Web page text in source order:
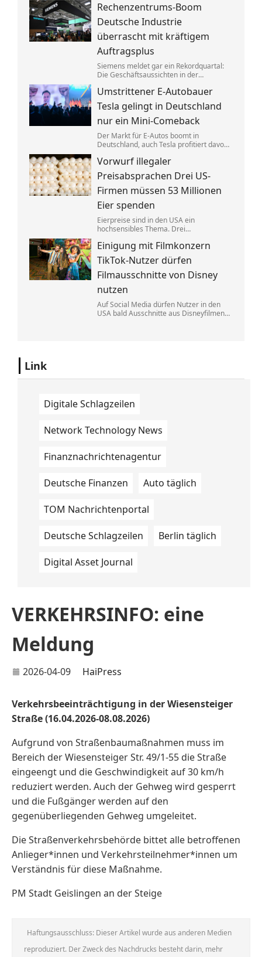
kräftiger Gewinnsprung sorgt für neues
Selbstbewusstsein.
Rechenzentrums-Boom
Deutsche Industrie
überrascht mit kräftigem
Auftragsplus
Siemens meldet gar ein Rekordquartal:
Die Geschäftsaussichten in der
spürbar verbessert. Dahinter stecken
jedoch vor allem Großaufträge, teils auch
aus Übersee.
Umstrittener E-Autobauer
Tesla gelingt in Deutschland
nur ein Mini-Comeback
Der Markt für E-Autos boomt in
Deutschland, auch Tesla profitiert davon.
geführte Konzern jedoch nicht zurück.
Eine exklusive Studie erklärt, warum.
Vorwurf illegaler
Preisabsprachen Drei US-
Firmen müssen 53 Millionen
Eier spenden
Eierpreise sind in den USA ein
hochsensibles Thema. Drei
sich dabei illegalerweise abgesprochen
zu haben. Sie einigten sich mit der Justiz –
und liefern jetzt im großen Stil.
Einigung mit Filmkonzern
TikTok-Nutzer dürfen
Filmausschnitte von Disney
nutzen
Auf Social Media dürfen Nutzer in den
USA bald Ausschnitte aus Disneyfilmen
Link
Digitale Schlagzeilen
Network Technology News
Finanznachrichtenagentur
Deutsche Finanzen Auto täglich
TOM Nachrichtenportal
Deutsche Schlagzeilen Berlin täglich
Digital Asset Journal
VERKEHRSINFO: eine
Meldung
2026-04-09 HaiPress
Verkehrsbeeinträchtigung in der Wiesensteiger
Straße (16.04.2026-08.08.2026)
Aufgrund von Straßenbaumaßnahmen muss im
Bereich der Wiesensteiger Str. 49/1-55 die Straße
eingeengt und die Geschwindigkeit auf 30 km/h
reduziert werden. Auch der Gehweg wird gesperrt
und die Fußgänger werden auf den
gegenüberliegenden Gehweg umgeleitet.
Die Straßenverkehrsbehörde bittet alle betroffenen
Anlieger*innen und Verkehrsteilnehmer*innen um
Verständnis für diese Maßnahme.
PM Stadt Geislingen an der Steige
Haftungsausschluss: Dieser Artikel wurde aus anderen Medien
reproduziert. Der Zweck des Nachdrucks besteht darin, mehr